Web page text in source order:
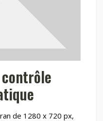
de 1280 x 720 px,